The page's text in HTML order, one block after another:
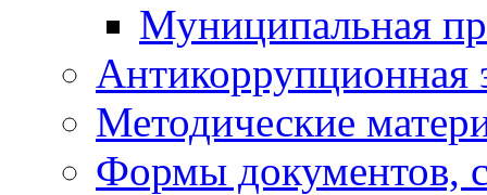
Муниципальная
Антикоррупционная
Методические
Формы документов,